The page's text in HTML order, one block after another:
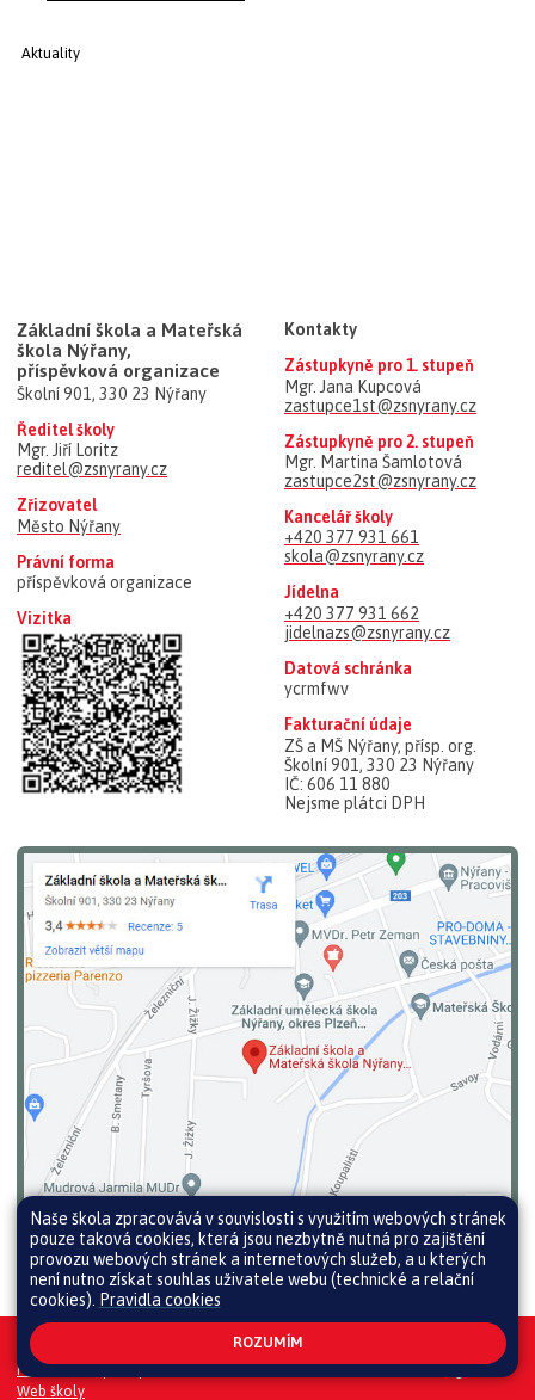
Aktuality
Základní škola a Mateřská
škola Nýřany,
příspěvková organizace
Školní 901, 330 23 Nýřany
Ředitel školy
Mgr. Jiří Loritz
reditel@zsnyrany.cz
Zřizovatel
Město Nýřany
Právní forma
příspěvková organizace
Vizitka
Kontakty
Zástupkyně pro 1. stupeň
Mgr. Jana Kupcová
zastupce1st@zsnyrany.cz
Zástupkyně pro 2. stupeň
Mgr. Martina Šamlotová
zastupce2st@zsnyrany.cz
Kancelář školy
+420 377 931 661
skola@zsnyrany.cz
Jídelna
+420 377 931 662
jidelnazs@zsnyrany.cz
Datová schránka
ycrmfwv
Fakturační údaje
ZŠ a MŠ Nýřany, přísp. org.
Školní 901, 330 23 Nýřany
IČ: 606 11 880
Nejsme plátci DPH
Všechna práva vyhrazena. Copyright © 2026 |
Prohlášení o přístupnosti|Pravidla COOKIES|GDPR|Whistleblowing
Web školy
Naše škola zpracovává v souvislosti s využitím webových stránek
pouze taková cookies, která jsou nezbytně nutná pro zajištění
provozu webových stránek a internetových služeb, a u kterých
není nutno získat souhlas uživatele webu (technické a relační
cookies). Pravidla cookies
ROZUMÍM